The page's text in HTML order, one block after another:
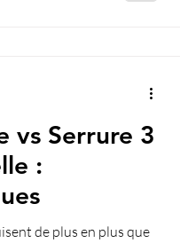
vs Serrure 3
:
de plus en plus que